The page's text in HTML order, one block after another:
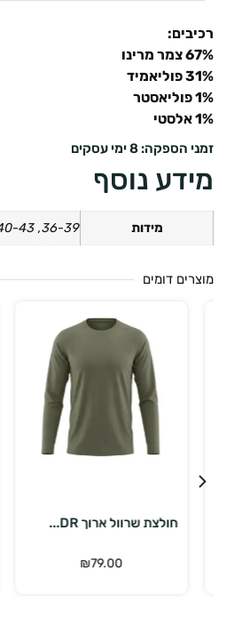
רכיבים:
67% צמר מרינו
31% פוליאמיד
1% פוליאסטר
1% אלסטי
זמני הספקה: 8 ימי עסקים
מידע נוסף
מידות 36-39, 40-43, 44-47
מוצרים דומים
חולצת שרוול ארוך DR...
₪79.00